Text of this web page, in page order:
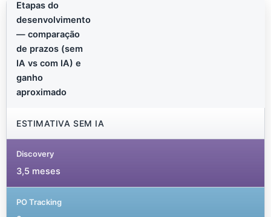
Etapas do
desenvolvimento
— comparação
de prazos (sem
IA vs com IA) e
ganho
aproximado
ESTIMATIVA SEM IA
3,5 meses